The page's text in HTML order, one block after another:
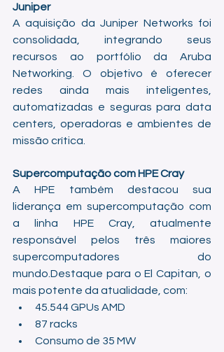
Juniper
A aquisição da Juniper Networks foi
consolidada, integrando seus
recursos ao portfólio da Aruba
Networking. O objetivo é oferecer
redes ainda mais inteligentes,
automatizadas e seguras para data
centers, operadoras e ambientes de
missão crítica.
Supercomputação com HPE Cray
A HPE também destacou sua
liderança em supercomputação com
a linha HPE Cray, atualmente
responsável pelos três maiores
supercomputadores do
mundo.Destaque para o El Capitan, o
mais potente da atualidade, com:
45.544 GPUs AMD
87 racks
Consumo de 35 MW